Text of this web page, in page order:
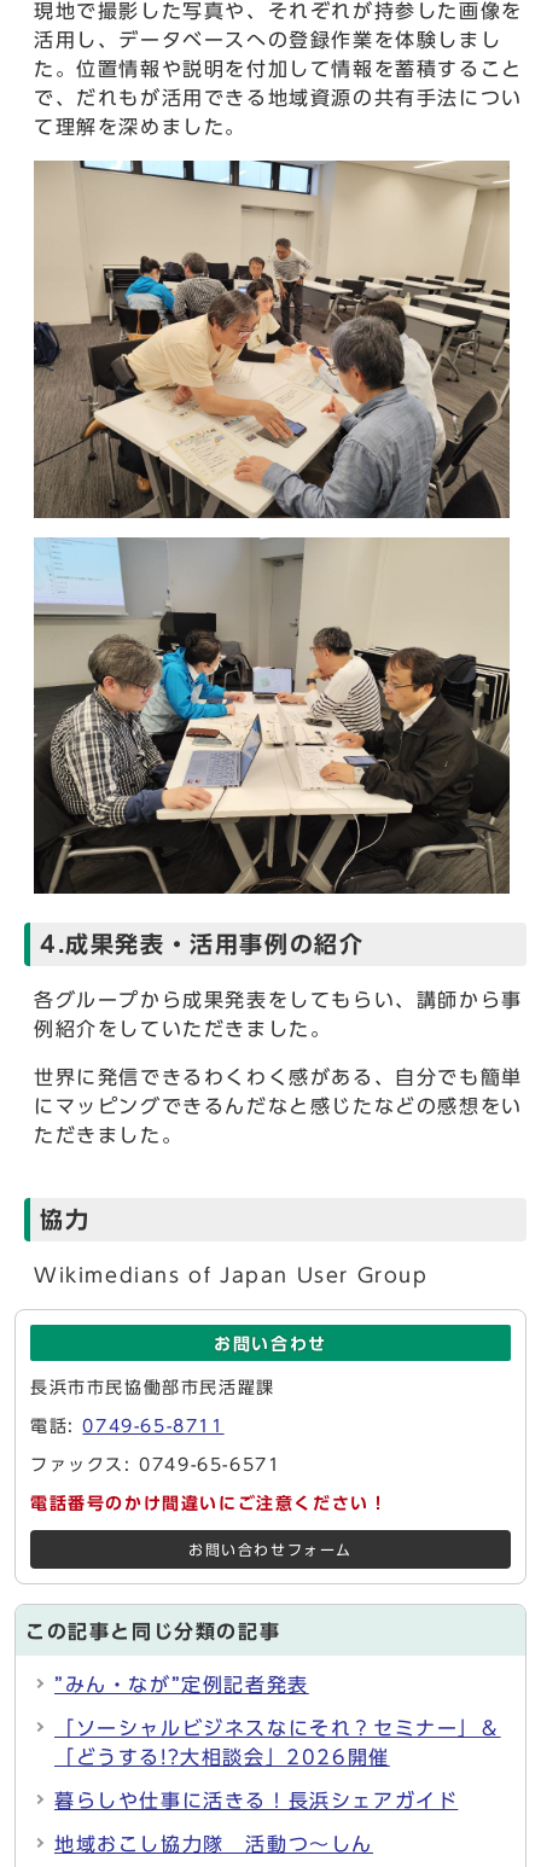
現地で撮影した写真や、それぞれが持参した画像を
活用し、データベースへの登録作業を体験しまし
た。位置情報や説明を付加して情報を蓄積すること
で、だれもが活用できる地域資源の共有手法につい
て理解を深めました。
4.成果発表・活用事例の紹介
各グループから成果発表をしてもらい、講師から事
例紹介をしていただきました。
世界に発信できるわくわく感がある、自分でも簡単
にマッピングできるんだなと感じたなどの感想をい
ただきました。
協力
Wikimedians of Japan User Group
お問い合わせ
長浜市市民協働部市民活躍課
電話:0749-65-8711
ファックス: 0749-65-6571
電話番号のかけ間違いにご注意ください！
お問い合わせフォーム
この記事と同じ分類の記事
”みん・なが”定例記者発表
「ソーシャルビジネスなにそれ？セミナー」＆
「どうする!?大相談会」2026開催
暮らしや仕事に活きる！長浜シェアガイド
地域おこし協力隊 活動つ～しん